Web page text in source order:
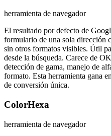
herramienta de navegador
El resultado por defecto de
formulario de una sola dirección
sin otros formatos visibles. Útil
desde la búsqueda. Carece de
detección de gama, manejo de
formato. Esta herramienta gana
de conversión única.
ColorHexa
herramienta de navegador